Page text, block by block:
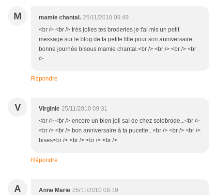
M mamie chantal. 25/11/2010 09:49
<br /> <br /> très jolies tes broderies je t'ai mis un petit
message sur le blog de ta petite fille pour son anniversaire
bonne journée bisous mamie chantal.<br /> <br /> <br /> <br
/>
Répondre
V Virginie 25/11/2010 09:31
<br /> <br /> encore un bien joli sal de chez solobrode...<br />
<br /> <br /> bon anniversaire à ta pucette...<br /> <br /> <br />
bises<br /> <br /> <br /> <br />
Répondre
A Anne Marie 25/11/2010 09:19